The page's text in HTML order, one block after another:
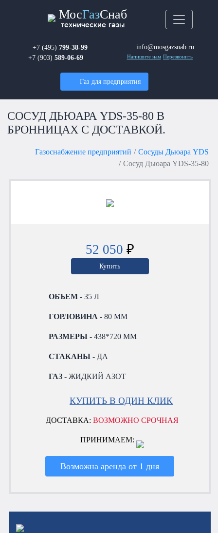
МосГазСнаб
технические газы
+7 (495) 799-38-99
+7 (903) 589-06-69
info@mosgazsnab.ru
Напишите нам Перезвонить
Газ для предприятия
СОСУД ДЬЮАРА YDS-35-80 В
БРОННИЦАХ С ДОСТАВКОЙ.
Газоснабжение предприятий
Сосуды Дьюара YDS
Сосуд Дьюара YDS-35-80
52 050 ₽
Купить
ОБЪЕМ - 35 Л
ГОРЛОВИНА - 80 ММ
РАЗМЕРЫ - 438*720 ММ
СТАКАНЫ - ДА
ГАЗ - ЖИДКИЙ АЗОТ
КУПИТЬ В ОДИН КЛИК
ДОСТАВКА:ВОЗМОЖНО СРОЧНАЯ
ПРИНИМАЕМ:
Возможна аренда от 1 дня